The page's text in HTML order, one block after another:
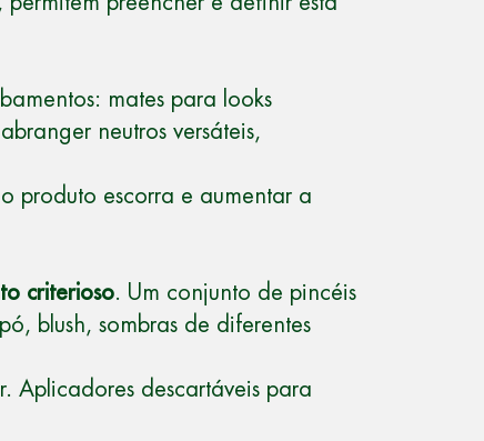
mates para looks
neutros versáteis,
produto escorra e aumentar a
criterioso. Um conjunto de pincéis
blush, sombras de diferentes
Aplicadores descartáveis para